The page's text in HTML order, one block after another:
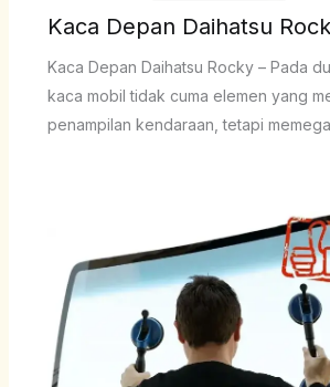
Kaca Depan Daihatsu
Kaca Depan Daihatsu Rocky – Pada
kaca mobil tidak cuma elemen yang
penampilan kendaraan, tetapi